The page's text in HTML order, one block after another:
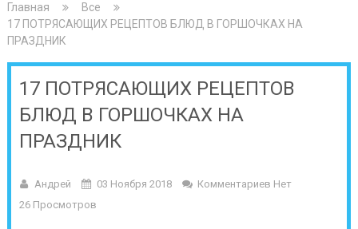
Главная
Все
17 ПОТРЯСАЮЩИХ РЕЦЕПТОВ БЛЮД В ГОРШОЧКАХ НА
ПРАЗДНИК
17 ПОТРЯСАЮЩИХ РЕЦЕПТОВ
БЛЮД В ГОРШОЧКАХ НА
ПРАЗДНИК
Андрей 03 Ноября 2018
Комментариев Нет
26 Просмотров